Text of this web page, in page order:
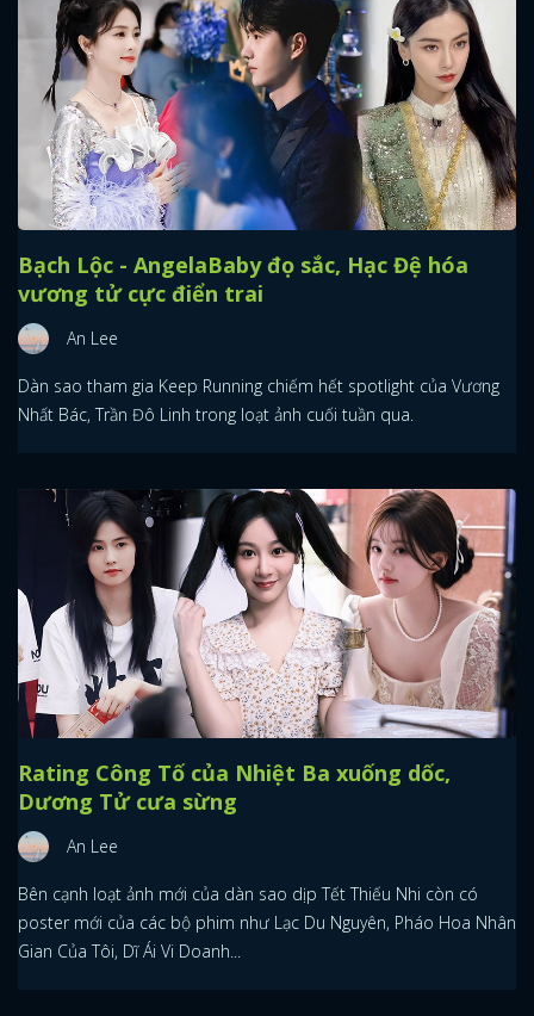
Bạch Lộc - AngelaBaby đọ sắc, Hạc Đệ hóa
vương tử cực điển trai
An Lee
Dàn sao tham gia Keep Running chiếm hết spotlight của Vương
Nhất Bác, Trần Đô Linh trong loạt ảnh cuối tuần qua.
Rating Công Tố của Nhiệt Ba xuống dốc,
Dương Tử cưa sừng
An Lee
Bên cạnh loạt ảnh mới của dàn sao dịp Tết Thiếu Nhi còn có
poster mới của các bộ phim như Lạc Du Nguyên, Pháo Hoa Nhân
Gian Của Tôi, Dĩ Ái Vi Doanh...